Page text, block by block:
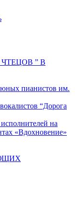
” В
юных пианистов им.
“Дорога
на
«Вдохновение»